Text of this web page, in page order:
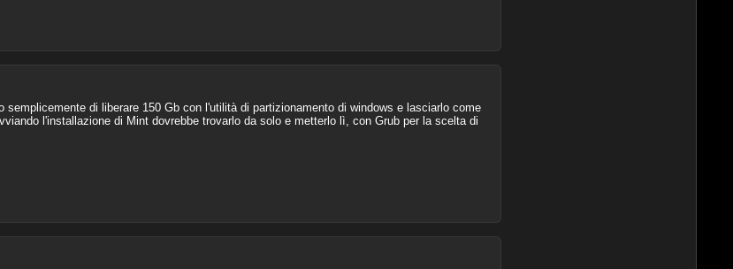
di liberare 150 Gb con l'utilità di partizionamento di windows e lasciarlo come
l'installazione di Mint dovrebbe trovarlo da solo e metterlo lì, con Grub per la scelta di